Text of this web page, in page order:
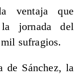
ventaja que
la jornada del
sufragios.
de Sánchez, la